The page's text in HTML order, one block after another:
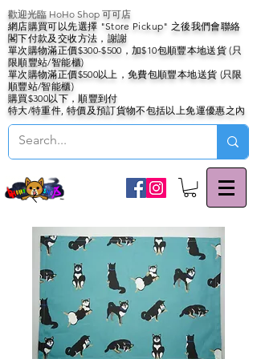
歡迎光臨 HoHo Shop 可可店
網店購買可以先選擇 "Store Pickup" 之後我們會聯絡
閣下付款及交收方法，謝謝
單次購物滿正價$300-$500，加$10包順豐本地送貨 (只
限順豐站/智能櫃)
單次購物滿正價$500以上，免費包順豐本地送貨 (只限
順豐站/智能櫃)
購買$300以下，順豐到付
特大/特重件, 特價及預訂貨物不包括以上免運優惠之內